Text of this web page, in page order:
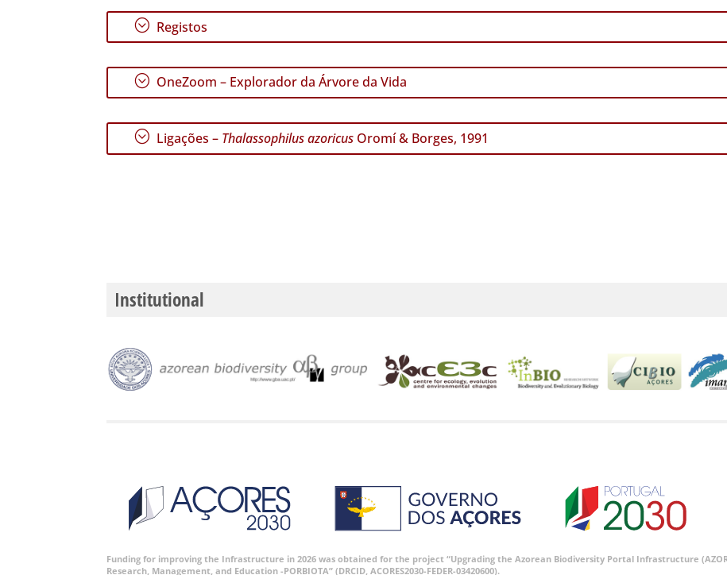
; Registos
; OneZoom – Explorador da Árvore da Vida
; Ligações – Thalassophilus azoricus Oromí & Borges, 1991
Institutional
Funding for improving the Infrastructure in 2026 was obtained for the project “Upgrading the Azorean Biodiversity Portal Infrastructure
Research, Management, and Education -PORBIOTA” (DRCID, ACORES2030-FEDER-03420600).